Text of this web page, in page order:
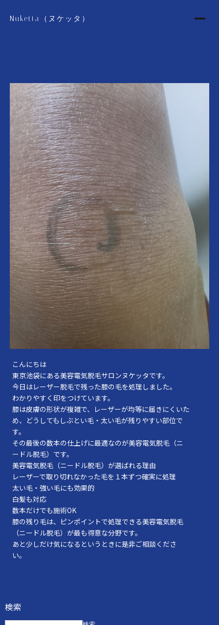
Nuketta（ヌケッタ）
こんにちは
東京池袋にある美容電気脱毛サロンヌケッタです。
今日はレーザー脱毛で残った膝の毛を処理しました。
わかりやすく印をつけています。
膝は皮膚の形状が複雑で、レーザーが均等に届きにくいた
め、どうしてもしぶとい毛・太い毛が残りやすい部位で
す。
その最後の数本の仕上げに最適なのが美容電気脱毛（ニ
ードル脱毛）です。
美容電気脱毛（ニードル脱毛）が選ばれる理由
レーザーで取り切れなかった毛を１本ずつ確実に処理
太い毛・強い毛にも効果的
白髪も対応
数本だけでも施術OK
膝の残り毛は、ピンポイントで処理できる美容電気脱毛
（ニードル脱毛）が最も得意な分野です。
あと少しだけ気になるというときに是非ご相談くださ
い。
検索